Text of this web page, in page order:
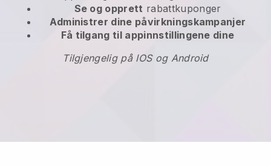
Se og opprett rabattkuponger
Administrer dine påvirkningskampanjer
Få tilgang til appinnstillingene dine
Tilgjengelig på IOS og Android